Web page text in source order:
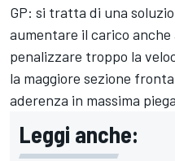
GP: si tratta di una
aumentare il carico anche
penalizzare troppo la
la maggiore sezione
aderenza in massima
Leggi anche: